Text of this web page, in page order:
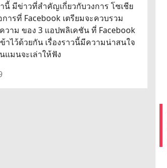
นี้ มีข่าวที่สำคัญเกี่ยวกับวงการ โซเชีย
ารที่ Facebook เตรียมจะควบรวม
วาม ของ 3 แอปพลิเคชัน ที่ Facebook
ข้าไว้ด้วยกัน เรื่องราวนี้มีความน่าสนใจ
แมนจะเล่าให้ฟัง